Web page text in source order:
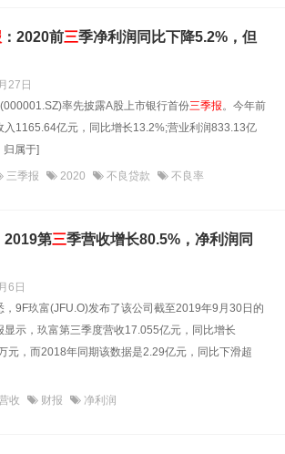
：2020前三季净利润同比下降5.2%，但
27日
率先披露A股上市银行首份三季报。今年前
入1165.64亿元，同比增长13.2%;营业利润833.13亿
归属于]
三季报 2020 不良贷款 不良率
2019第三季营收增长80.5%，净利润同
6日
，9F玖富(JFU.O)发布了该公司截至2019年9月30日的
显示，玖富第三季度营收17.055亿元，同比增长
元，而2018年同期该数据是2.29亿元，同比下滑超
收 财报 净利润